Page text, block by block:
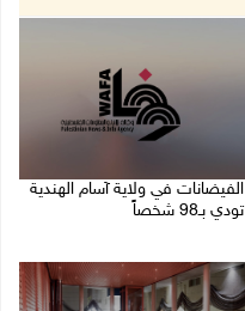
الفيضانات في ولاية آسام الهندية
تودي بـ98 شخصاً